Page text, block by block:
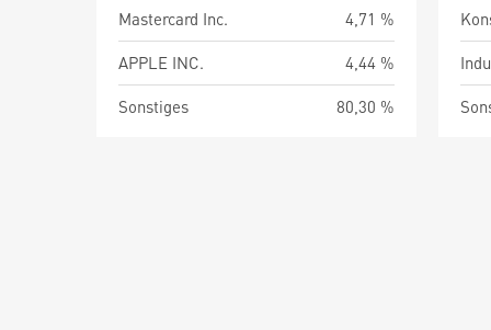
Mastercard Inc.
4,71 %
APPLE INC.
4,44 %
Sonstiges
80,30 %